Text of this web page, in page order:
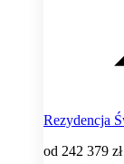
Rezydencja
od 242 379 zł